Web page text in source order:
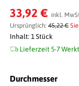
Durchschnittliche
33,92 € inkl.
Ursprünglich: 45,22 €
Inhalt: 1 Stück
Lieferzeit 5-7
Durchmesser